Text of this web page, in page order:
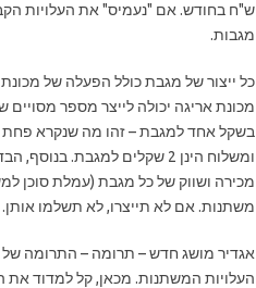
מגבות.
כל ייצור של מגבת כולל הפעלה של
מכונת אריגה יכולה לייצר מספר
בשקל אחד למגבת – זהו מה שנקרא פחת
מכירה ושווק של כל מגבת (עמלת סוכן
משתנות. אם לא תייצרו, לא תשלמו אותן.